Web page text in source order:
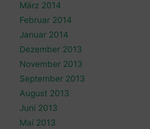
März 2014
Februar 2014
Januar 2014
Dezember 2013
November 2013
September 2013
August 2013
Juni 2013
Mai 2013